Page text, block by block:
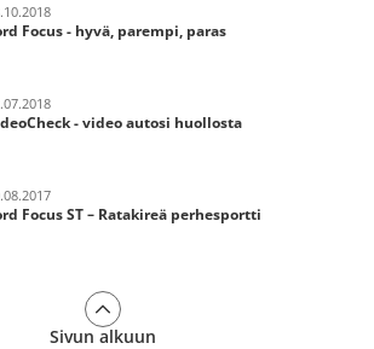
Focus - hyvä, parempi, paras
- video autosi huollosta
Focus ST – Ratakireä perhesportti
Sivun alkuun